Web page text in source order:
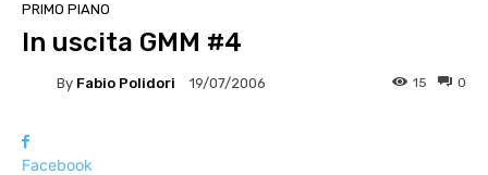
PRIMO PIANO
In uscita GMM #4
By Fabio Polidori 19/07/2006 0
15
Facebook